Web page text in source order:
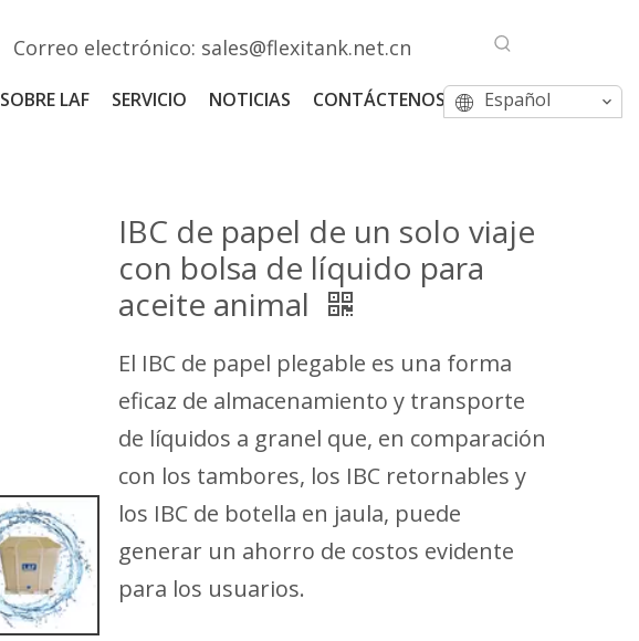
Correo electrónico: sales@flexitank.net.cn
SOBRE LAF SERVICIO NOTICIAS CONTÁCTENOS Español
IBC de papel de un solo viaje
con bolsa de líquido para
aceite animal
El IBC de papel plegable es una forma
eficaz de almacenamiento y transporte
de líquidos a granel que, en comparación
con los tambores, los IBC retornables y
los IBC de botella en jaula, puede
generar un ahorro de costos evidente
para los usuarios.